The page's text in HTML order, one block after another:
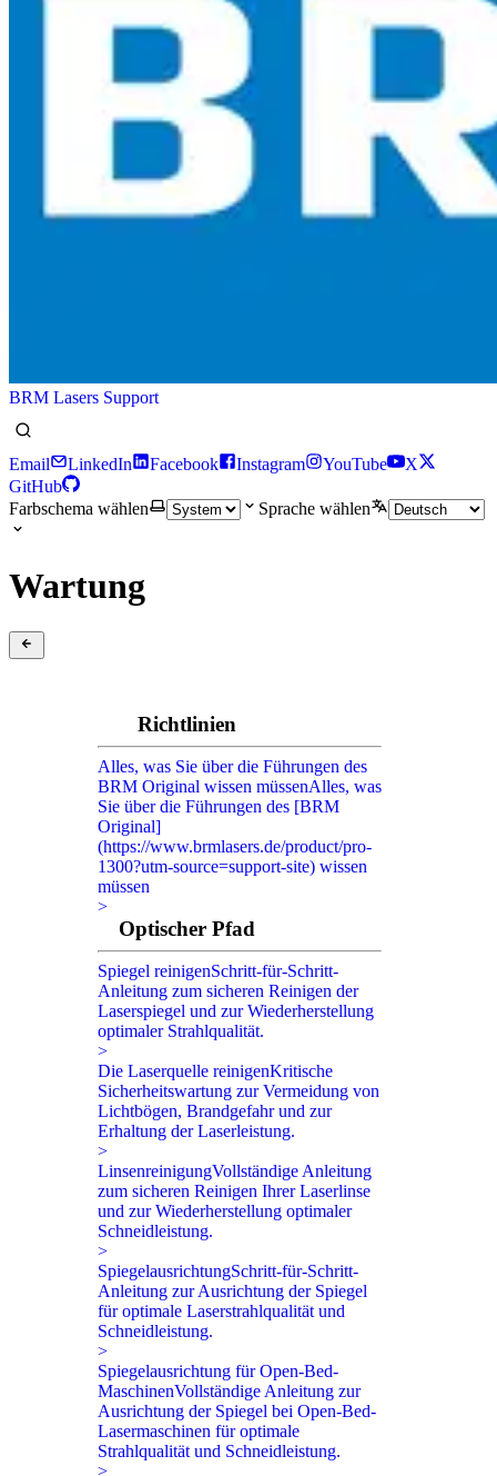
BRM Lasers Support
Email LinkedIn Facebook Instagram YouTube
X
GitHub
Farbschema wählen
Sprache wählen
Wartung
Richtlinien
Alles, was Sie über die Führungen des
BRM Original wissen müssenAlles, was
Sie über die Führungen des [BRM
Original]
(https://www.brmlasers.de/product/pro-
1300?utm-source=support-site) wissen
müssen
>
Optischer Pfad
Spiegel reinigenSchritt-für-Schritt-
Anleitung zum sicheren Reinigen der
Laserspiegel und zur Wiederherstellung
optimaler Strahlqualität.
>
Die Laserquelle reinigenKritische
Sicherheitswartung zur Vermeidung von
Lichtbögen, Brandgefahr und zur
Erhaltung der Laserleistung.
>
LinsenreinigungVollständige Anleitung
zum sicheren Reinigen Ihrer Laserlinse
und zur Wiederherstellung optimaler
Schneidleistung.
>
SpiegelausrichtungSchritt-für-Schritt-
Anleitung zur Ausrichtung der Spiegel
für optimale Laserstrahlqualität und
Schneidleistung.
>
Spiegelausrichtung für Open-Bed-
MaschinenVollständige Anleitung zur
Ausrichtung der Spiegel bei Open-Bed-
Lasermaschinen für optimale
Strahlqualität und Schneidleistung.
>